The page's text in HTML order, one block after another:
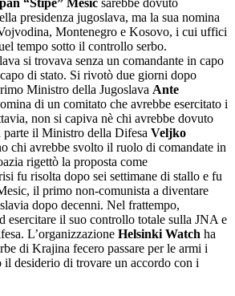
presidenza jugoslava, ma la sua nomina
Montenegro e Kosovo, i cui uffici
tempo sotto il controllo serbo.
si trovava senza un comandante in capo
di stato. Si rivotò due giorni dopo
Ministro della Jugoslava Ante
di un comitato che avrebbe esercitato i
non si capiva nè chi avrebbe dovuto
parte il Ministro della Difesa Veljko
chi avrebbe svolto il ruolo di comandate in
rigettò la proposta come
fu risolta dopo sei settimane di stallo e fu
il primo non-comunista a diventare
dopo decenni. Nel frattempo,
esercitare il suo controllo totale sulla JNA e
L’organizzazione Helsinki Watch ha
di Krajina fecero passare per le armi i
il desiderio di trovare un accordo con i